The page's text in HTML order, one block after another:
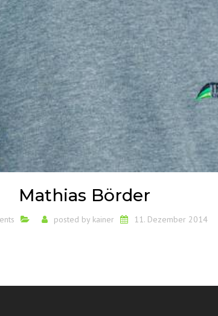
Mathias Börder
posted by kainer 11. Dezember 2014